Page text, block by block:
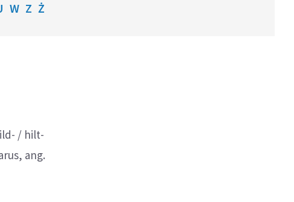
W Z Ż
/ hilt-
ang.